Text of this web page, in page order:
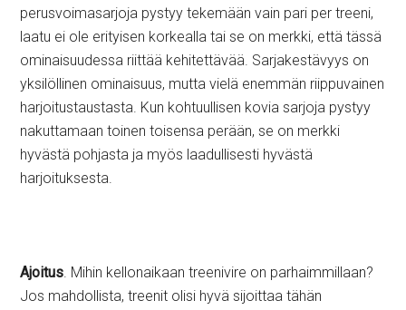
perusvoimasarjoja pystyy tekemään vain pari per treeni,
laatu ei ole erityisen korkealla tai se on merkki, että tässä
ominaisuudessa riittää kehitettävää. Sarjakestävyys on
yksilöllinen ominaisuus, mutta vielä enemmän riippuvainen
harjoitustaustasta. Kun kohtuullisen kovia sarjoja pystyy
nakuttamaan toinen toisensa perään, se on merkki
hyvästä pohjasta ja myös laadullisesti hyvästä
harjoituksesta.
Ajoitus. Mihin kellonaikaan treenivire on parhaimmillaan?
Jos mahdollista, treenit olisi hyvä sijoittaa tähän